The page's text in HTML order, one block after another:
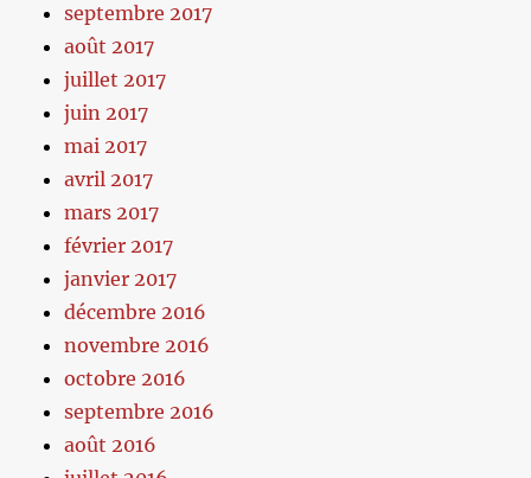
septembre 2017
août 2017
juillet 2017
juin 2017
mai 2017
avril 2017
mars 2017
février 2017
janvier 2017
décembre 2016
novembre 2016
octobre 2016
septembre 2016
août 2016